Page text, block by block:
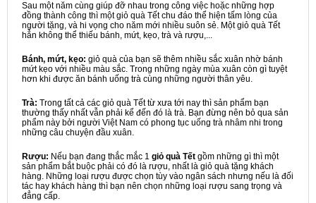
Sau một năm cùng giúp đỡ nhau trong công việc hoặc những hợp
đồng thành công thì một giỏ quà Tết chu đáo thể hiện tấm lòng của
người tặng, và hi vọng cho năm mới nhiều suôn sẻ. Một giỏ quà Tết
hẳn không thể thiếu bánh, mứt, kẹo, trà và rượu,...
Bánh, mứt, kẹo: giỏ quà của bạn sẽ thêm nhiều sắc xuân nhờ bánh
mứt kẹo với nhiều màu sắc. Trong những ngày mùa xuân còn gì tuyệt
hơn khi được ăn bánh uống trà cùng những người thân yêu.
Trà: Trong tất cả các giỏ quà Tết từ xưa tới nay thì sản phẩm bạn
thường thấy nhất vẫn phải kể đến đó là trà. Bạn đừng nên bỏ qua sản
phẩm này bởi người Việt Nam có phong tục uống trà nhâm nhi trong
những câu chuyện đầu xuân.
Rượu: Nếu bạn đang thắc mắc 1 giỏ quà Tết gồm những gì thì một
sản phẩm bắt buộc phải có đó là rượu, nhất là giỏ quà tặng khách
hàng. Những loại rượu được chọn tùy vào ngân sách nhưng nếu là đối
tác hay khách hàng thì bạn nên chọn những loại rượu sang trọng và
đẳng cấp.